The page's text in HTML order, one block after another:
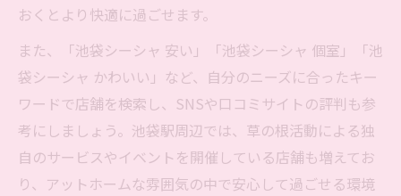
おくとより快適に過ごせます。
また、「池袋シーシャ 安い」「池袋シーシャ 個室」「池
袋シーシャ かわいい」など、自分のニーズに合ったキー
ワードで店舗を検索し、SNSや口コミサイトの評判も参
考にしましょう。池袋駅周辺では、草の根活動による独
自のサービスやイベントを開催している店舗も増えてお
り、アットホームな雰囲気の中で安心して過ごせる環境